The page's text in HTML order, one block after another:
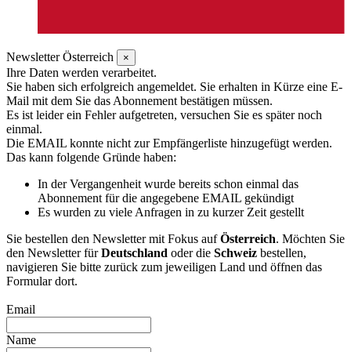
Newsletter Österreich ×
Ihre Daten werden verarbeitet.
Sie haben sich erfolgreich angemeldet. Sie erhalten in Kürze eine E-
Mail mit dem Sie das Abonnement bestätigen müssen.
Es ist leider ein Fehler aufgetreten, versuchen Sie es später noch
einmal.
Die EMAIL konnte nicht zur Empfängerliste hinzugefügt werden.
Das kann folgende Gründe haben:
In der Vergangenheit wurde bereits schon einmal das
Abonnement für die angegebene EMAIL gekündigt
Es wurden zu viele Anfragen in zu kurzer Zeit gestellt
Sie bestellen den Newsletter mit Fokus aufÖsterreich. Möchten Sie
den Newsletter fürDeutschland oder die Schweiz bestellen,
navigieren Sie bitte zurück zum jeweiligen Land und öffnen das
Formular dort.
Email
Name